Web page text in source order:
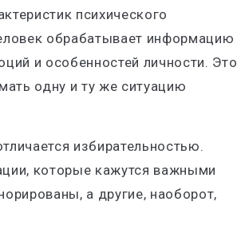
психического
обрабатывает информацию
и особенностей личности. Это
одну и ту же ситуацию
избирательностью.
которые кажутся важными
а другие, наоборот,